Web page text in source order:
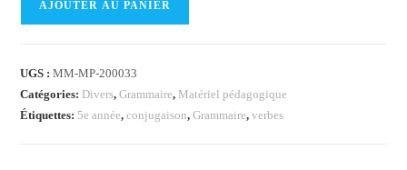
5e
AJOUTER AU PANIER
UGS :MM-MP-200033
Catégories: Divers,Grammaire, Matériel pédagogique
Étiquettes: 5e année,conjugaison,Grammaire,verbes